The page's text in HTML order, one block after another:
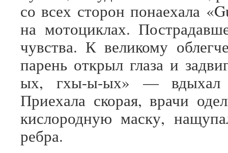
со всех сторон понаехала
на мотоциклах.
чувства. К великому
парень открыл глаза и
ых, гхы-ы-ых» — вдыхал
Приехала скорая, врачи
кислородную маску,
ребра.